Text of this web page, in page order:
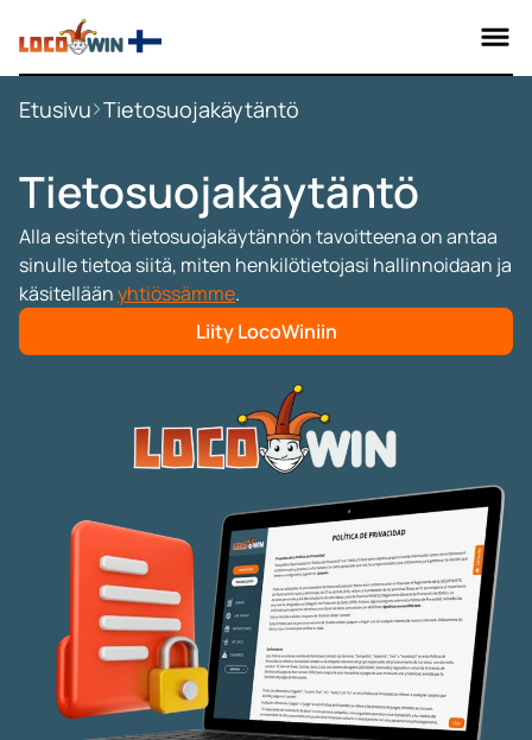
Etusivu Tietosuojakäytäntö
Tietosuojakäytäntö
Alla esitetyn tietosuojakäytännön tavoitteena on antaa
sinulle tietoa siitä, miten henkilötietojasi hallinnoidaan ja
käsitelläänyhtiössämme.
Liity LocoWiniin